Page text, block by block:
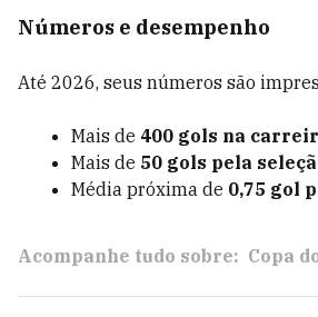
Números e desempenho
Até 2026, seus números são
Mais de 400 gols na
Mais de 50 gols pela
Média próxima de 0,75 gol
Acompanhe tudo sobre: Copa